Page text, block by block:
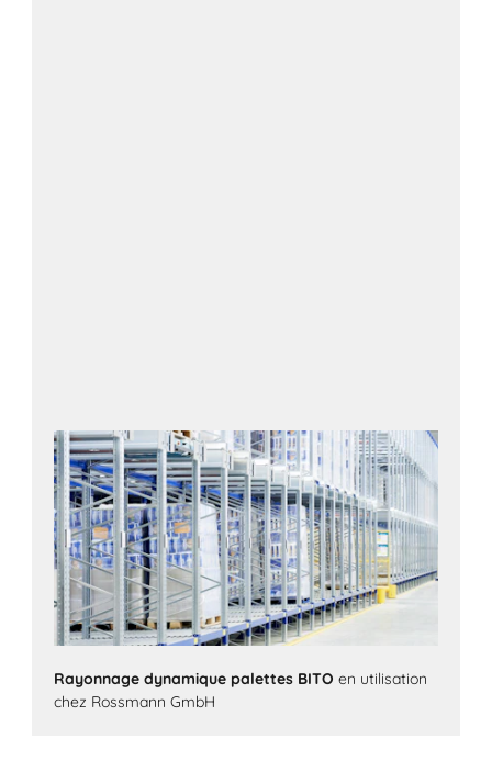
Rayonnage dynamique palettes BITO en utilisation
chez Rossmann GmbH